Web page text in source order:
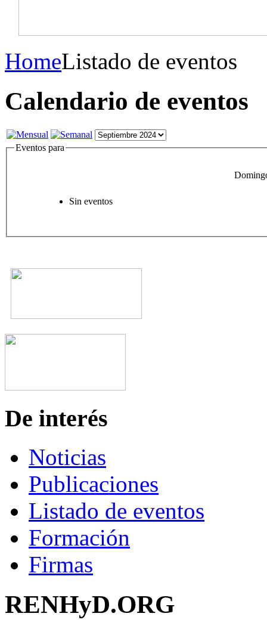
HomeListado de eventos
Calendario de eventos
Eventos para
Sin eventos
De interés
Noticias
Publicaciones
Listado de eventos
Formación
Firmas
RENHyD.ORG